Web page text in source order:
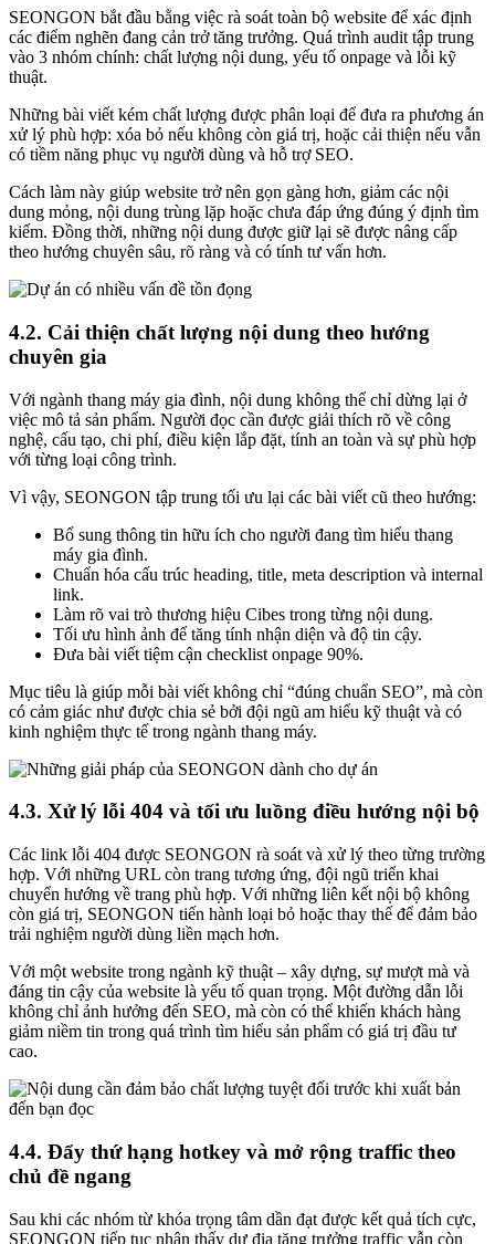
SEONGON bắt đầu bằng việc rà soát toàn bộ website để xác định
các điểm nghẽn đang cản trở tăng trưởng. Quá trình audit tập trung
vào 3 nhóm chính: chất lượng nội dung, yếu tố onpage và lỗi kỹ
thuật.
Những bài viết kém chất lượng được phân loại để đưa ra phương án
xử lý phù hợp: xóa bỏ nếu không còn giá trị, hoặc cải thiện nếu vẫn
có tiềm năng phục vụ người dùng và hỗ trợ SEO.
Cách làm này giúp website trở nên gọn gàng hơn, giảm các nội
dung mỏng, nội dung trùng lặp hoặc chưa đáp ứng đúng ý định tìm
kiếm. Đồng thời, những nội dung được giữ lại sẽ được nâng cấp
theo hướng chuyên sâu, rõ ràng và có tính tư vấn hơn.
4.2. Cải thiện chất lượng nội dung theo hướng
chuyên gia
Với ngành thang máy gia đình, nội dung không thể chỉ dừng lại ở
việc mô tả sản phẩm. Người đọc cần được giải thích rõ về công
nghệ, cấu tạo, chi phí, điều kiện lắp đặt, tính an toàn và sự phù hợp
với từng loại công trình.
Vì vậy, SEONGON tập trung tối ưu lại các bài viết cũ theo hướng:
Bổ sung thông tin hữu ích cho người đang tìm hiểu thang
máy gia đình.
Chuẩn hóa cấu trúc heading, title, meta description và internal
link.
Làm rõ vai trò thương hiệu Cibes trong từng nội dung.
Tối ưu hình ảnh để tăng tính nhận diện và độ tin cậy.
Đưa bài viết tiệm cận checklist onpage 90%.
Mục tiêu là giúp mỗi bài viết không chỉ “đúng chuẩn SEO”, mà còn
có cảm giác như được chia sẻ bởi đội ngũ am hiểu kỹ thuật và có
kinh nghiệm thực tế trong ngành thang máy.
4.3. Xử lý lỗi 404 và tối ưu luồng điều hướng nội bộ
Các link lỗi 404 được SEONGON rà soát và xử lý theo từng trường
hợp. Với những URL còn trang tương ứng, đội ngũ triển khai
chuyển hướng về trang phù hợp. Với những liên kết nội bộ không
còn giá trị, SEONGON tiến hành loại bỏ hoặc thay thế để đảm bảo
trải nghiệm người dùng liền mạch hơn.
Với một website trong ngành kỹ thuật – xây dựng, sự mượt mà và
đáng tin cậy của website là yếu tố quan trọng. Một đường dẫn lỗi
không chỉ ảnh hưởng đến SEO, mà còn có thể khiến khách hàng
giảm niềm tin trong quá trình tìm hiểu sản phẩm có giá trị đầu tư
cao.
4.4. Đẩy thứ hạng hotkey và mở rộng traffic theo
chủ đề ngang
Sau khi các nhóm từ khóa trọng tâm dần đạt được kết quả tích cực,
SEONGON tiếp tục nhận thấy dư địa tăng trưởng traffic vẫn còn